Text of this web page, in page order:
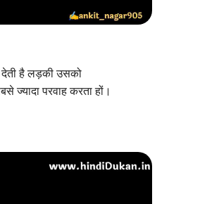
है लड़की उसको
ज्यादा परवाह करता हों।